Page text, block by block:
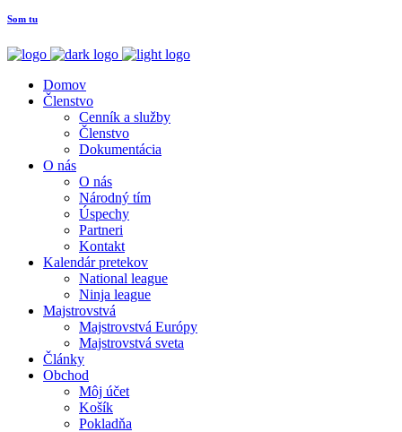
Som tu
Domov
Členstvo
Cenník a služby
Členstvo
Dokumentácia
O nás
O nás
Národný tím
Úspechy
Partneri
Kontakt
Kalendár pretekov
National league
Ninja league
Majstrovstvá
Majstrovstvá Európy
Majstrovstvá sveta
Články
Obchod
Môj účet
Košík
Pokladňa